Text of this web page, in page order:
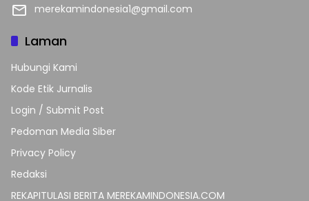
merekamindonesia1@gmail.com
Laman
Hubungi Kami
Kode Etik Jurnalis
Login / Submit Post
Pedoman Media Siber
Privacy Policy
Redaksi
REKAPITULASI BERITA MEREKAMINDONESIA.COM